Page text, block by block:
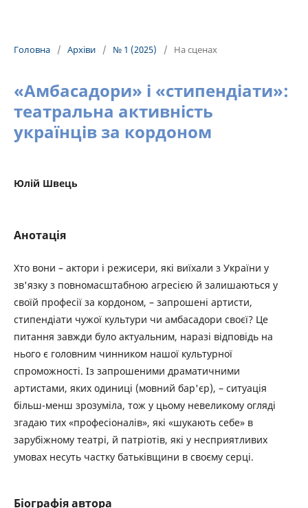
Головна / Архіви / № 1 (2025) / На сценах
«Амбасадори» і «стипендіати»:
театральна активність
українців за кордоном
Юлій Швець
Анотація
Хто вони – актори і режисери, які виїхали з України у
зв'язку з повномасштабною агресією й залишаються у
своїй професії за кордоном, – запрошені артисти,
стипендіати чужої культури чи амбасадори своєї? Це
питання завжди було актуальним, наразі відповідь на
нього є головним чинником нашої культурної
спроможності. Із запрошеними драматичними
артистами, яких одиниці (мовний бар'єр), – ситуація
більш-менш зрозуміла, тож у цьому невеликому огляді
згадаю тих «професіоналів», які «шукають себе» в
зарубіжному театрі, й патріотів, які у несприятливих
умовах несуть частку батьківщини в своєму серці.
Біографія автора